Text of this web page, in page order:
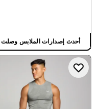
أحدث إصدارات الملابس وصلت